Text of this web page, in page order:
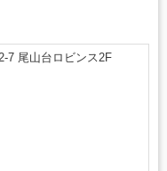
7 尾山台ロビンス2F